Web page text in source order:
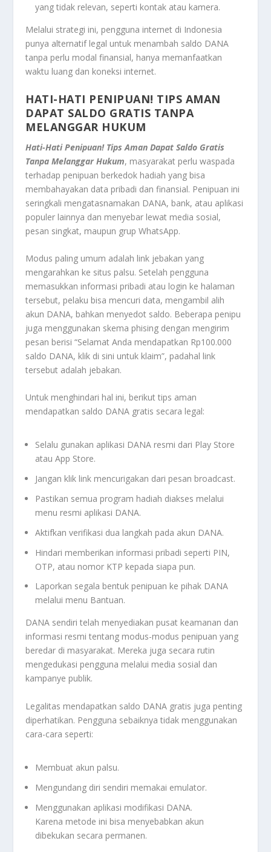
yang tidak relevan, seperti kontak atau kamera.
Melalui strategi ini, pengguna internet di Indonesia
punya alternatif legal untuk menambah saldo DANA
tanpa perlu modal finansial, hanya memanfaatkan
waktu luang dan koneksi internet.
HATI-HATI PENIPUAN! TIPS AMAN
DAPAT SALDO GRATIS TANPA
MELANGGAR HUKUM
Hati-Hati Penipuan! Tips Aman Dapat Saldo Gratis
Tanpa Melanggar Hukum, masyarakat perlu waspada
terhadap penipuan berkedok hadiah yang bisa
membahayakan data pribadi dan finansial. Penipuan ini
seringkali mengatasnamakan DANA, bank, atau aplikasi
populer lainnya dan menyebar lewat media sosial,
pesan singkat, maupun grup WhatsApp.
Modus paling umum adalah link jebakan yang
mengarahkan ke situs palsu. Setelah pengguna
memasukkan informasi pribadi atau login ke halaman
tersebut, pelaku bisa mencuri data, mengambil alih
akun DANA, bahkan menyedot saldo. Beberapa penipu
juga menggunakan skema phising dengan mengirim
pesan berisi “Selamat Anda mendapatkan Rp100.000
saldo DANA, klik di sini untuk klaim”, padahal link
tersebut adalah jebakan.
Untuk menghindari hal ini, berikut tips aman
mendapatkan saldo DANA gratis secara legal:
Selalu gunakan aplikasi DANA resmi dari Play Store
atau App Store.
Jangan klik link mencurigakan dari pesan broadcast.
Pastikan semua program hadiah diakses melalui
menu resmi aplikasi DANA.
Aktifkan verifikasi dua langkah pada akun DANA.
Hindari memberikan informasi pribadi seperti PIN,
OTP, atau nomor KTP kepada siapa pun.
Laporkan segala bentuk penipuan ke pihak DANA
melalui menu Bantuan.
DANA sendiri telah menyediakan pusat keamanan dan
informasi resmi tentang modus-modus penipuan yang
beredar di masyarakat. Mereka juga secara rutin
mengedukasi pengguna melalui media sosial dan
kampanye publik.
Legalitas mendapatkan saldo DANA gratis juga penting
diperhatikan. Pengguna sebaiknya tidak menggunakan
cara-cara seperti:
Membuat akun palsu.
Mengundang diri sendiri memakai emulator.
Menggunakan aplikasi modifikasi DANA.
Karena metode ini bisa menyebabkan akun
dibekukan secara permanen.